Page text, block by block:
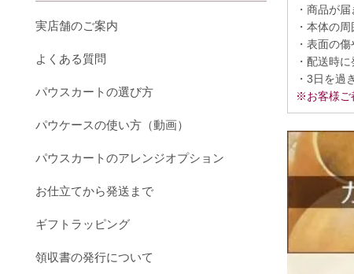
・商品が
・本体の
・表面の
・配送時
・3日を過
※お客様ご
実店舗のご案内
よくある質問
パウスカートの選び方
パウケースの使い方（動画）
パウスカートのアレンジオプション
お仕立てから発送まで
ギフトラッピング
領収書の発行について